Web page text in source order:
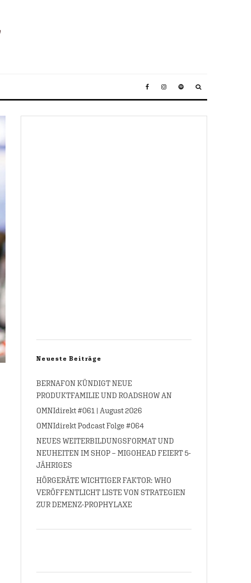
Neueste Beiträge
BERNAFON KÜNDIGT NEUE
PRODUKTFAMILIE UND ROADSHOW AN
OMNIdirekt #061 | August 2026
OMNIdirekt Podcast Folge #064
NEUES WEITERBILDUNGSFORMAT UND
NEUHEITEN IM SHOP – MIGOHEAD FEIERT 5-
JÄHRIGES
HÖRGERÄTE WICHTIGER FAKTOR: WHO
VERÖFFENTLICHT LISTE VON STRATEGIEN
ZUR DEMENZ-PROPHYLAXE